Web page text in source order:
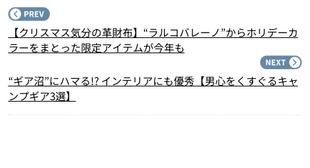
【クリスマス気分の革財布】“ラルコバレーノ”からホリデーカ
ラーをまとった限定アイテムが今年も
“ギア沼”にハマる!? インテリアにも優秀【男心をくすぐるキャ
ンプギア3選】